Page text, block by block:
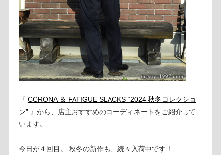
『 CORONA ＆ FATIGUE SLACKS “2024 秋冬コレクショ
ン”』から、店主おすすめのコーディネートをご紹介して
います。
今日が４回目。 秋冬の新作も、続々入荷中です！